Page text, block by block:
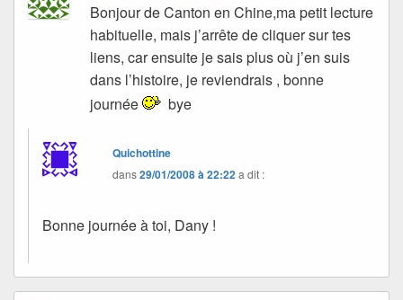
Bonjour de Canton en Chine,ma petit lecture
habituelle, mais j’arrête de cliquer sur tes
liens, car ensuite je sais plus où j’en suis
dans l’histoire, je reviendrais , bonne
journée
bye
Quichottine
dans29/01/2008 à 22:22a dit :
Bonne journée à toi, Dany !